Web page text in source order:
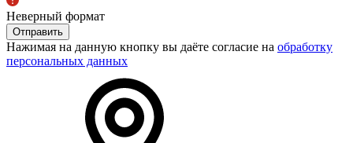
Неверный формат
Отправить
Нажимая на данную кнопку вы даёте согласие на обработку
персональных данных